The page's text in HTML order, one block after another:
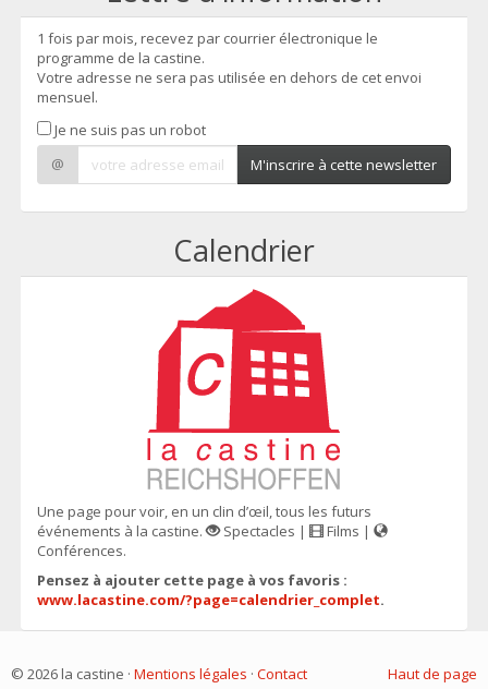
1 fois par mois, recevez par courrier électronique le
programme de la castine.
Votre adresse ne sera pas utilisée en dehors de cet envoi
mensuel.
Je ne suis pas un robot
@
M'inscrire à cette newsletter
Calendrier
Une page pour voir, en un clin d’œil, tous les futurs
événements à la castine.
Spectacles |
Films |
Conférences.
Pensez à ajouter cette page à vos favoris :
www.lacastine.com/?page=calendrier_complet.
Haut de page
© 2026 la castine · Mentions légales · Contact